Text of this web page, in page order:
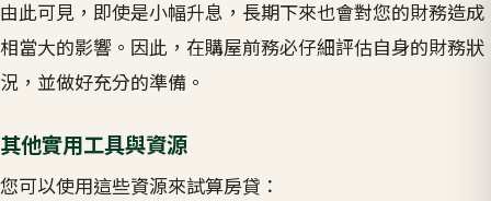
由此可見，即使是小幅升息，長期下來也會對您的財務造成
相當大的影響。因此，在購屋前務必仔細評估自身的財務狀
況，並做好充分的準備。
其他實用工具與資源
您可以使用這些資源來試算房貸：